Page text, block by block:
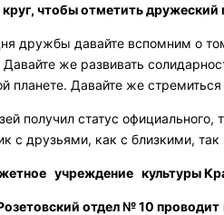
круг, чтобы отметить дружеский
дружбы давайте вспомним о
Давайте же развивать
планете. Давайте же
получил статус
с друзьями, как с близкими,
учреждение культуры
отдел № 10 проводит